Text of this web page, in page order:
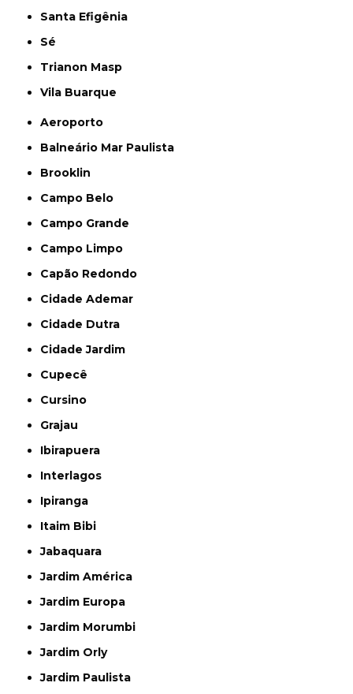
Santa Efigênia
Sé
Trianon Masp
Vila Buarque
Aeroporto
Balneário Mar Paulista
Brooklin
Campo Belo
Campo Grande
Campo Limpo
Capão Redondo
Cidade Ademar
Cidade Dutra
Cidade Jardim
Cupecê
Cursino
Grajau
Ibirapuera
Interlagos
Ipiranga
Itaim Bibi
Jabaquara
Jardim América
Jardim Europa
Jardim Morumbi
Jardim Orly
Jardim Paulista